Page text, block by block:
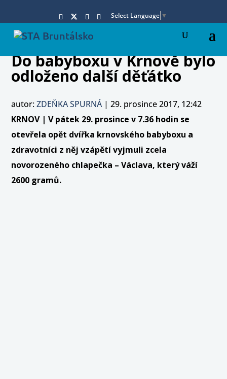
Select Language ▼
Do babyboxu v Krnově bylo
odloženo další děťátko
autor:ZDEŇKA SPURNÁ|29. prosince 2017, 12:42
KRNOV | V pátek 29. prosince v 7.36 hodin se
otevřela opět dvířka krnovského babyboxu a
zdravotníci z něj vzápětí vyjmuli zcela
novorozeného chlapečka – Václava, který váží
2600 gramů.